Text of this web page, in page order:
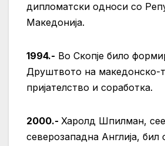
дипломатски односи со
Македонија.
1994.- Во Скопје било
Друштвото на македонско-
пријателство и соработка.
2000.- Харолд Шпилман,
северозападна Англија, бил